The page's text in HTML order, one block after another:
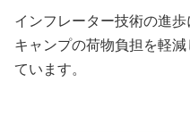
インフレーター技術の進
キャンプの荷物負担を軽
ています。